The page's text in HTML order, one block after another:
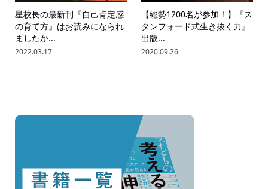
星校長の最新刊『自己肯定感
の育て方』はお読みになられ
ましたか...
2022.03.17
【総勢1200名が参加！】『ス
タンフォード式生き抜く力』
出版...
2020.09.26